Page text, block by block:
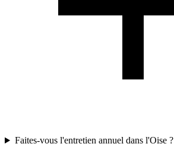
Faites-vous l'entretien annuel dans l'Oise ?